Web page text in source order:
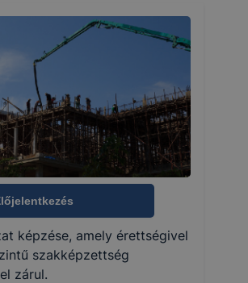
képzése, amely érettségivel
szakképzettség
zárul.